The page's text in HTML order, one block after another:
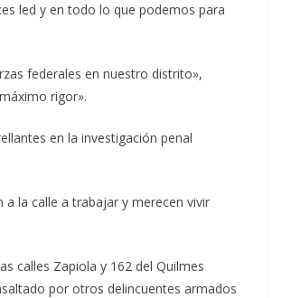
led y en todo lo que podemos para
federales en nuestro distrito»,
rigor».
en la investigación penal
a la calle a trabajar y merecen vivir
calles Zapiola y 162 del Quilmes
por otros delincuentes armados